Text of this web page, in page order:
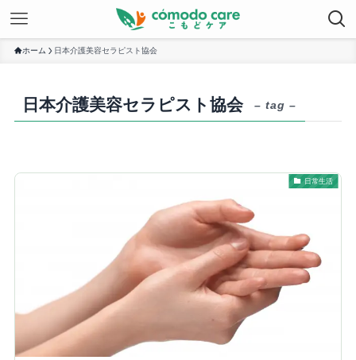
ホーム 日本介護美容セラピスト協会
日本介護美容セラピスト協会 – tag –
日常生活